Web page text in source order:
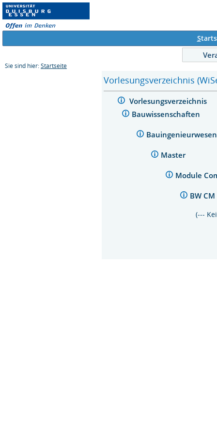
S
Sie sind hier: Startseite
Vorlesungsverzeichnis
Vorlesungsverzeichnis
Bauwissenschaften
Master
Module
BW
(---